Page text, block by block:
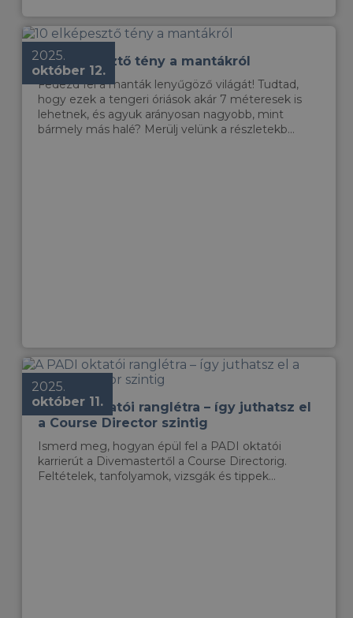
2025.
október 12.
10 elképesztő tény a mantákról
Fedezd fel a manták lenyűgöző világát! Tudtad,
hogy ezek a tengeri óriások akár 7 méteresek is
lehetnek, és agyuk arányosan nagyobb, mint
bármely más halé? Merülj velünk a részletekb...
2025.
október 11.
A PADI oktatói ranglétra – így juthatsz el
a Course Director szintig
Ismerd meg, hogyan épül fel a PADI oktatói
karrierút a Divemastertől a Course Directorig.
Feltételek, tanfolyamok, vizsgák és tippek...